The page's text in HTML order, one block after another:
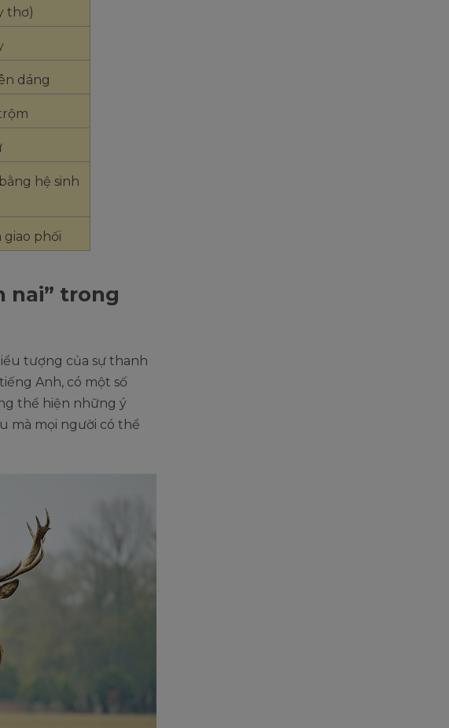
thơ)
dáng
hệ sinh
giao phối
nai” trong
tượng của sự thanh
Anh, có một số
thể hiện những ý
mà mọi người có thể